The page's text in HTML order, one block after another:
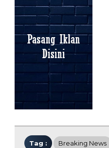
Tag : Breaking News